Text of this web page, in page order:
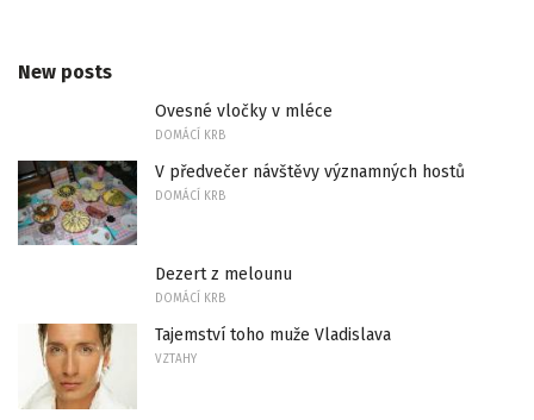
New posts
Ovesné vločky v mléce
DOMÁCÍ KRB
V předvečer návštěvy významných hostů
DOMÁCÍ KRB
Dezert z melounu
DOMÁCÍ KRB
Tajemství toho muže Vladislava
VZTAHY